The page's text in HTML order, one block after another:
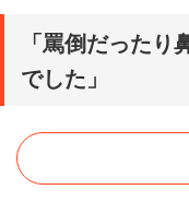
「罵倒だった
でした」